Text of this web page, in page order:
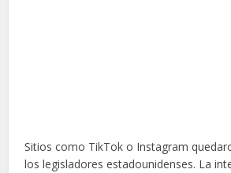
Sitios como TikTok o Instagram
los legisladores estadounidenses. La